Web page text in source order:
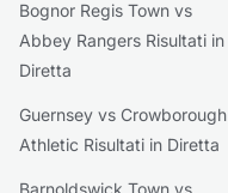
Bognor Regis Town vs
Abbey Rangers Risultati in
Diretta
Guernsey vs Crowborough
Athletic Risultati in Diretta
Barnoldswick Town vs